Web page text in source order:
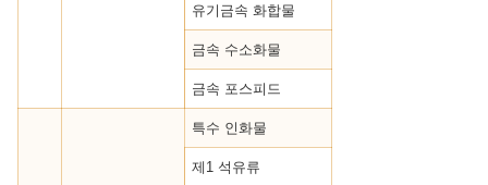
유기금속 화합물
금속 수소화물
금속 포스피드
특수 인화물
제1 석유류